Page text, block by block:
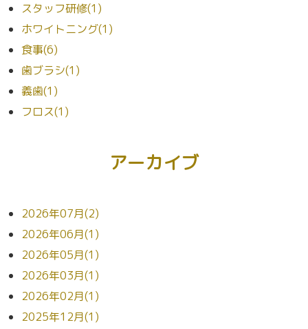
スタッフ研修(1)
ホワイトニング(1)
食事(6)
歯ブラシ(1)
義歯(1)
フロス(1)
アーカイブ
2026年07月(2)
2026年06月(1)
2026年05月(1)
2026年03月(1)
2026年02月(1)
2025年12月(1)